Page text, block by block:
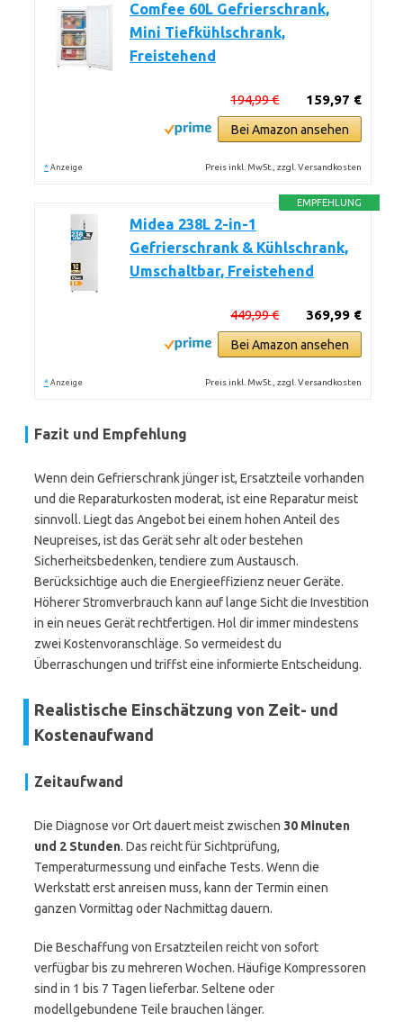
Comfee 60L Gefrierschrank,
Mini Tiefkühlschrank,
Freistehend
159,97 €
194,99 €
Bei Amazon ansehen
* Anzeige Preis inkl. MwSt., zzgl. Versandkosten
EMPFEHLUNG
Midea 238L 2-in-1
Gefrierschrank & Kühlschrank,
Umschaltbar, Freistehend
369,99 €
449,99 €
Bei Amazon ansehen
* Anzeige Preis inkl. MwSt., zzgl. Versandkosten
Fazit und Empfehlung
Wenn dein Gefrierschrank jünger ist, Ersatzteile vorhanden
und die Reparaturkosten moderat, ist eine Reparatur meist
sinnvoll. Liegt das Angebot bei einem hohen Anteil des
Neupreises, ist das Gerät sehr alt oder bestehen
Sicherheitsbedenken, tendiere zum Austausch.
Berücksichtige auch die Energieeffizienz neuer Geräte.
Höherer Stromverbrauch kann auf lange Sicht die Investition
in ein neues Gerät rechtfertigen. Hol dir immer mindestens
zwei Kostenvoranschläge. So vermeidest du
Überraschungen und triffst eine informierte Entscheidung.
Realistische Einschätzung von Zeit- und
Kostenaufwand
Zeitaufwand
Die Diagnose vor Ort dauert meist zwischen 30 Minuten
und 2 Stunden. Das reicht für Sichtprüfung,
Temperaturmessung und einfache Tests. Wenn die
Werkstatt erst anreisen muss, kann der Termin einen
ganzen Vormittag oder Nachmittag dauern.
Die Beschaffung von Ersatzteilen reicht von sofort
verfügbar bis zu mehreren Wochen. Häufige Kompressoren
sind in 1 bis 7 Tagen lieferbar. Seltene oder
modellgebundene Teile brauchen länger.